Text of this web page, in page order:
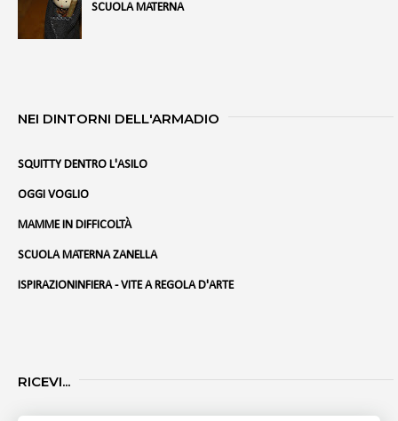
SCUOLA MATERNA
NEI DINTORNI DELL'ARMADIO
SQUITTY DENTRO L'ASILO
OGGI VOGLIO
MAMME IN DIFFICOLTÀ
SCUOLA MATERNA ZANELLA
ISPIRAZIONINFIERA - VITE A REGOLA D'ARTE
RICEVI...